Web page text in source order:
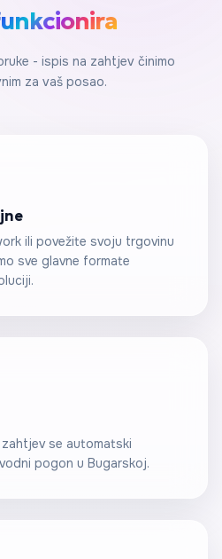
- ispis na zahtjev činimo
za vaš posao.
ili povežite svoju trgovinu
sve glavne formate
zahtjev se automatski
pogon u Bugarskoj.